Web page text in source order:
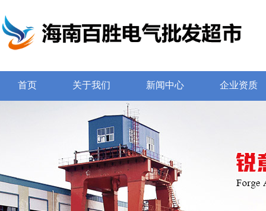
首页 关于我们 新闻中心 企业资质